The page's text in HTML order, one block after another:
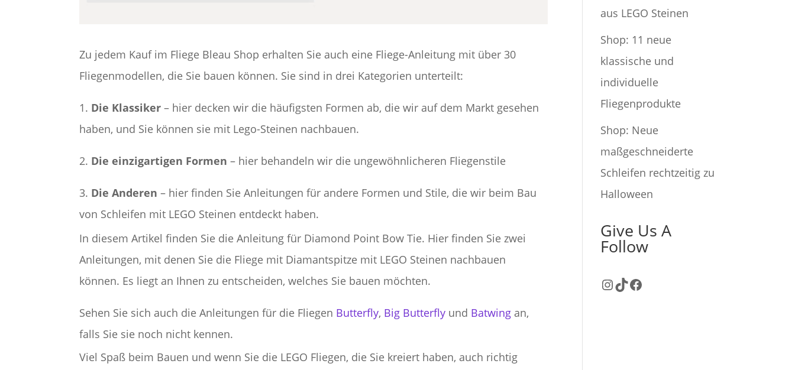
Zu jedem Kauf im Fliege Bleau Shop erhalten Sie auch eine Fliege-Anleitung mit über 30
Fliegenmodellen, die Sie bauen können. Sie sind in drei Kategorien unterteilt:
1. Die Klassiker – hier decken wir die häufigsten Formen ab, die wir auf dem Markt gesehen
haben, und Sie können sie mit Lego-Steinen nachbauen.
2. Die einzigartigen Formen – hier behandeln wir die ungewöhnlicheren Fliegenstile
3. Die Anderen – hier finden Sie Anleitungen für andere Formen und Stile, die wir beim Bau
von Schleifen mit LEGO Steinen entdeckt haben.
In diesem Artikel finden Sie die Anleitung für Diamond Point Bow Tie. Hier finden Sie zwei
Anleitungen, mit denen Sie die Fliege mit Diamantspitze mit LEGO Steinen nachbauen
können. Es liegt an Ihnen zu entscheiden, welches Sie bauen möchten.
Sehen Sie sich auch die Anleitungen für die Fliegen Butterfly, Big Butterfly und Batwing an,
falls Sie sie noch nicht kennen.
Viel Spaß beim Bauen und wenn Sie die LEGO Fliegen, die Sie kreiert haben, auch richtig
aus LEGO Steinen
Shop: 11 neue
klassische und
individuelle
Fliegenprodukte
Shop: Neue
maßgeschneiderte
Schleifen rechtzeitig zu
Halloween
Give Us A
Follow
Instagram
TikTok
Facebook